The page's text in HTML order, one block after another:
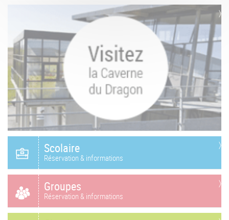
Scolaire
Réservation & informations
Groupes
Réservation & informations